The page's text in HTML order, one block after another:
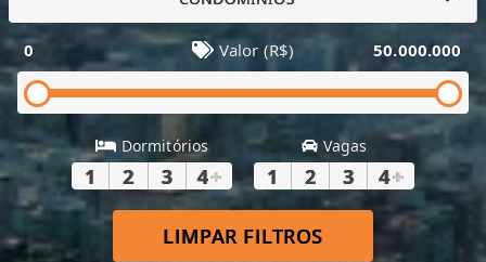
0 Valor (R$) 50.000.000
Dormitórios
1 2 3 4+
Vagas
1 2 3 4+
LIMPAR FILTROS